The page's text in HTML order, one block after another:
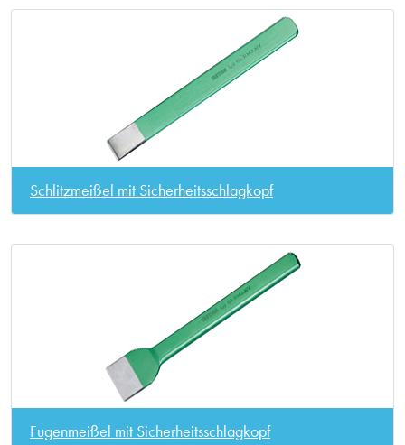
Schlitzmeißel mit Sicherheitsschlagkopf
Fugenmeißel mit Sicherheitsschlagkopf